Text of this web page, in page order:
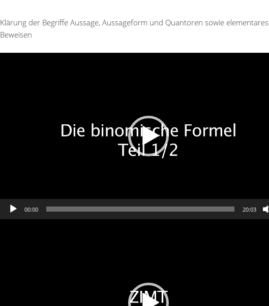
Klärung der Begriffe Aussage, Aussageform und Quantoren sowie elementares
Beweisen
00:00 20:03